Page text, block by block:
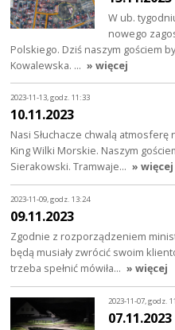
W ub.
nowego
Polskiego. Dziś naszym gościem
Kowalewska. … » więcej
2023-11-13, godz. 11:33
10.11.2023
Nasi Słuchacze chwalą
King Wilki Morskie. Naszym
Sierakowski. Tramwaje… » więcej
2023-11-09, godz. 13:24
09.11.2023
Zgodnie z rozporządzeniem
będą musiały zwrócić swoim
trzeba spełnić mówiła… » więcej
2023-11-07, godz.
07.11.2023